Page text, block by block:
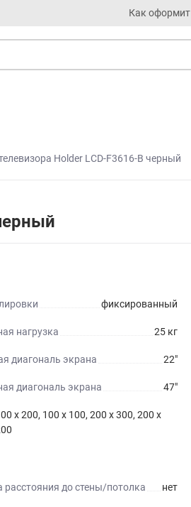
Как
Holder LCD-F3616-B черный
фиксированный
нагрузка 25 кг
диагональ экрана 22"
диагональ экрана 47"
x 200, 100 x 100, 200 x 300, 200 x
расстояния до стены/потолка нет